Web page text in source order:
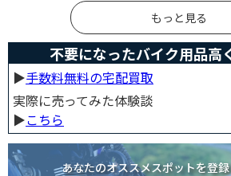
力をアップする方法をま
もっと見る
不要になったバイク用品高
▶︎手数料無料の宅配買取
実際に売ってみた体験談
▶︎こちら
あなたのオススメスポットを登